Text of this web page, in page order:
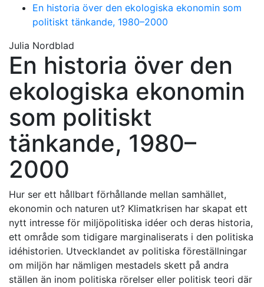
En historia över den ekologiska ekonomin som
politiskt tänkande, 1980–2000
Julia Nordblad
En historia över den
ekologiska ekonomin
som politiskt
tänkande, 1980–
2000
Hur ser ett hållbart förhållande mellan samhället,
ekonomin och naturen ut? Klimatkrisen har skapat ett
nytt intresse för miljöpolitiska idéer och deras historia,
ett område som tidigare marginaliserats i den politiska
idéhistorien. Utvecklandet av politiska föreställningar
om miljön har nämligen mestadels skett på andra
ställen än inom politiska rörelser eller politisk teori där